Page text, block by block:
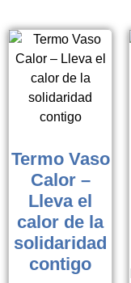
Termo Vaso
Calor –
Lleva el
calor de la
solidaridad
contigo